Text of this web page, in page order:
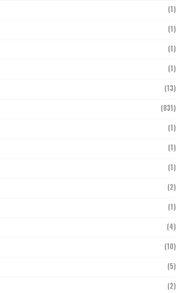
(1)
(1)
(1)
(1)
(13)
(831)
(1)
(1)
(1)
(2)
(1)
(4)
(10)
(5)
(2)